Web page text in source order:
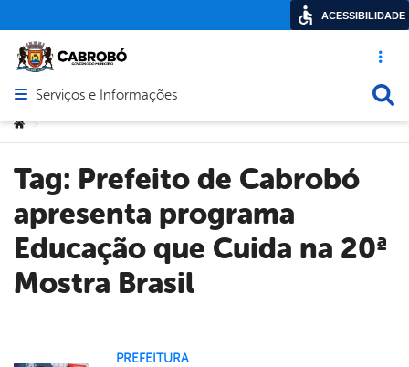
Acesso
Abrir menu principal de navegação
Serviços e Informações
Você está aqui:
>
Tag: Prefeito de Cabrobó
apresenta programa
Educação que Cuida na 20ª
Mostra Brasil
PREFEITURA
ACESSIBILIDADE